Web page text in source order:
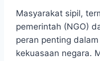
Masyarakat sipil,
pemerintah (NGO)
peran penting
kekuasaan negara.